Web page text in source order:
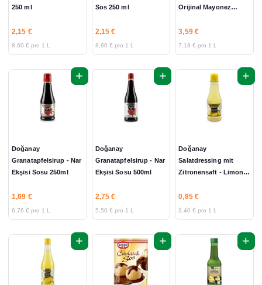
250 ml
2,15 €
8,60 € pro 1 L
Sos 250 ml
2,15 €
8,60 € pro 1 L
Orijinal Mayonez
3,59 €
7,18 € pro 1 L
+
Doğanay
Granatapfelsirup - Nar
Ekşisi Sosu 250ml
1,69 €
6,76 € pro 1 L
+
Doğanay
Granatapfelsirup - Nar
Ekşisi Sosu 500ml
2,75 €
5,50 € pro 1 L
+
Doğanay
Salatdressing mit
Zitronensaft - Limon
0,85 €
3,40 € pro 1 L
+ + +